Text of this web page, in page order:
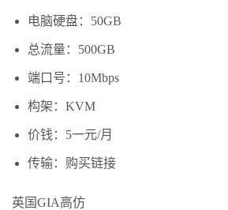
电脑硬盘：50GB
总流量：500GB
端口号：10Mbps
构架：KVM
价钱：5一元/月
传输：购买链接
英国GIA高仿